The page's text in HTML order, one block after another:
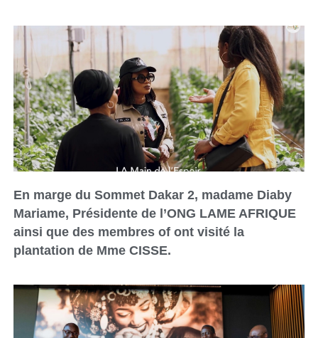
En marge du Sommet Dakar 2, madame Diaby
Mariame, Présidente de l’ONG LAME AFRIQUE
ainsi que des membres of ont visité la
plantation de Mme CISSE.